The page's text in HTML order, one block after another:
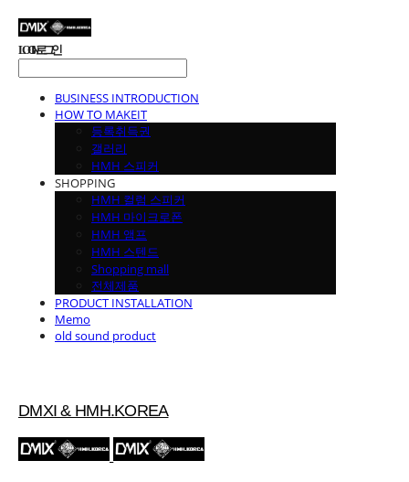
LOG IN로그인
BUSINESS INTRODUCTION
HOW TO MAKEIT
등록취득권
갤러리
HMH 스피커
SHOPPING
HMH 컬럼 스피커
HMH 마이크로폰
HMH 앰프
HMH 스텐드
Shopping mall
전체제품
PRODUCT INSTALLATION
Memo
old sound product
DMXI & HMH.KOREA